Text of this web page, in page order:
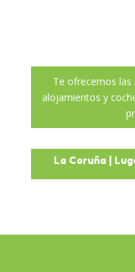
Te ofrecemos
alojamientos y
La Coruña|